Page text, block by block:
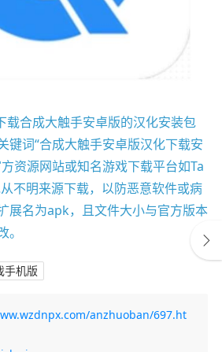
载合成大触手安卓版的汉化安装包
键词“合成大触手安卓版汉化下载安
资源网站或知名游戏下载平台如Ta
不明来源下载，以防恶意软件或病
展名为apk，且文件大小与官方版本
手机版
anzhuoban/697.ht